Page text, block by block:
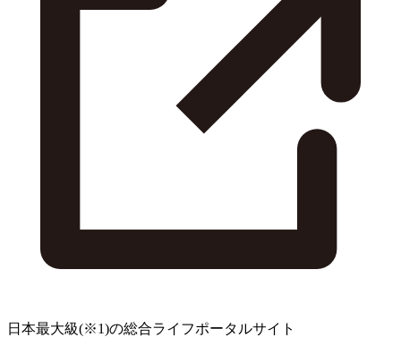
日本最大級(※1)の総合ライフポータルサイト